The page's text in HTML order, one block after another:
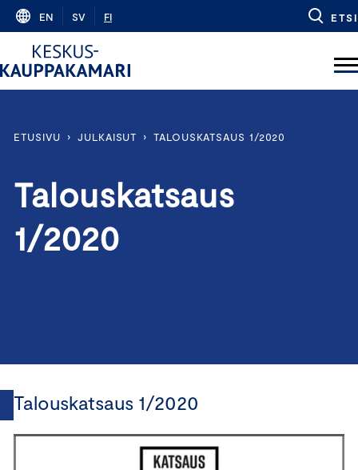
Skip
content
EN SV FI ETSI
ETUSIVU › JULKAISUT › TALOUSKATSAUS 1/2020
Talouskatsaus
1/2020
Talouskatsaus 1/2020